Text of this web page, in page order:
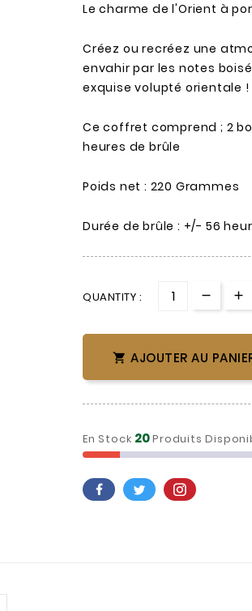
Le charme de l'Orient à
Créez ou recréez une
envahir par les notes
exquise volupté orientale !
Ce coffret comprend ; 2
heures de brûle
Poids net : 220 Grammes
Durée de brûle : +/- 56
QUANTITY :
 AJOUTER AU
En Stock 20Produits